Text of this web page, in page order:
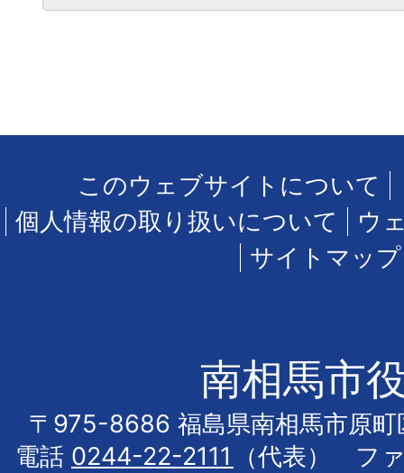
このウェブサイトについて
個人情報の取り扱いについて
ウ
サイトマップ
南相馬市
〒975-8686 福島県南相馬市原町
電話 0244-22-2111
（代表） フ